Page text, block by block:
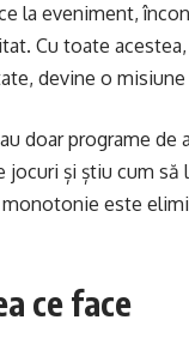
la eveniment,
Cu toate
devine o
doar programe de
și știu cum să
este
ce face